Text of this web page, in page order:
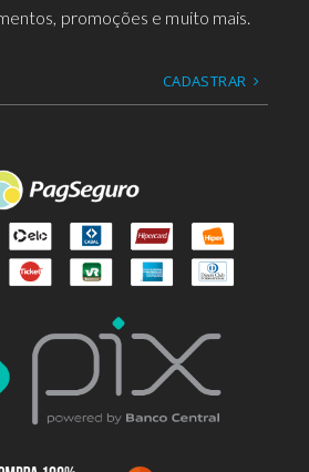
promoções e muito mais.
CADASTRAR